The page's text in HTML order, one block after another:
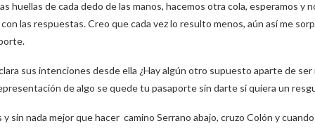
huellas de cada dedo de las manos, hacemos otra cola, esperamos y
las respuestas. Creo que cada vez lo resulto menos, aún así me
sus intenciones desde ella ¿Hay algún otro supuesto aparte de
de algo se quede tu pasaporte sin darte si quiera un
sin nada mejor que hacer camino Serrano abajo, cruzo Colón y